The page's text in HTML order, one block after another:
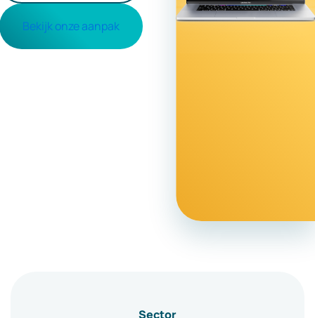
Bekijk onze aanpak
Sector